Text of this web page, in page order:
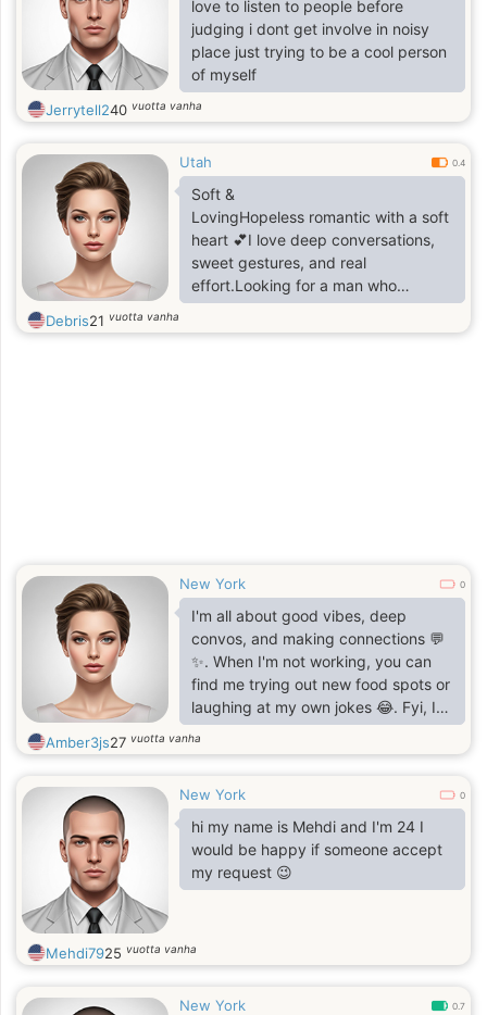
love to listen to people before
judging i dont get involve in noisy
place just trying to be a cool person
of myself
Jerrytell240 vuotta vanha
Utah 0.4
Soft &
LovingHopeless romantic with a soft
heart 💕I love deep conversations,
sweet gestures, and real
effort.Looking for a man who
believes in love, not games Feminine
&
Debris21 vuotta vanha
New York 0
I'm all about good vibes, deep
convos, and making connections 💬
✨. When I'm not working, you can
find me trying out new food spots or
laughing at my own jokes 😂. Fyi, I
have a speech impediment, so let's
keep it real and take our time 💖. If
don't mind a few 'ums' and pauses,
let's vibe 🛋️"
Amber3js27 vuotta vanha
New York 0
hi my name is Mehdi and I'm 24 I
would be happy if someone accept
my request 😉
Mehdi7925 vuotta vanha
New York 0.7